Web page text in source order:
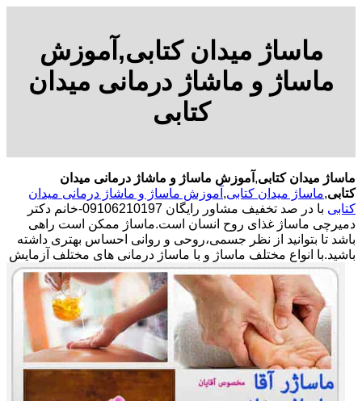
ماساژ میدان کتابی,آموزش
ماساژ و ماشاژ درمانی میدان
کتابی
ماساژ میدان کتابی, آموزش ماساژ و ماشاژ درمانی میدان
کتابی,ماساژ میدان کتابی, آموزش ماساژ و ماشاژ درمانی میدان
کتابی
با در صد تخفیف مشاور رایگان 09106210197-خانم دکتر
دمیرچی ماساژ غذای روح انسان است.ماساژ ممکن است راهی
باشد تا بتوانید از نظر جسمی،روحی و روانی احساس بهتری داشته
باشید.با انواع مختلف ماساژ و با ماساژ درمانی های مختلف آزمایش